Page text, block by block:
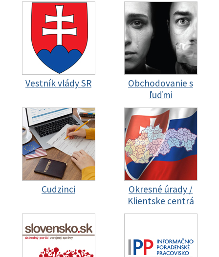
Vestník vlády SR
Obchodovanie s
ľuďmi
Cudzinci
Okresné úrady /
Klientske centrá